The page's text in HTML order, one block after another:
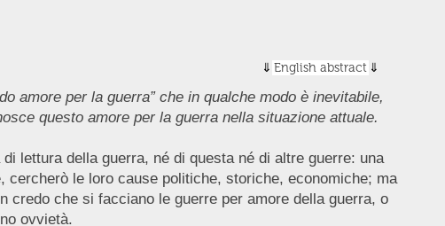
English abstract
amore per la guerra” che in qualche modo è inevitabile,
questo amore per la guerra nella situazione attuale.
lettura della guerra, né di questa né di altre guerre: una
le loro cause politiche, storiche, economiche; ma
che si facciano le guerre per amore della guerra, o
ovvietà.